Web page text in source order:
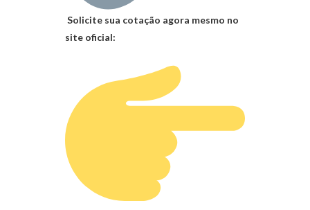
Solicite sua cotação agora mesmo no
site oficial: